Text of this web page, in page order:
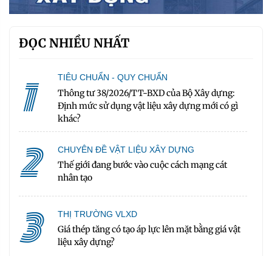
ĐỌC NHIỀU NHẤT
1 TIÊU CHUẨN - QUY CHUẨN
Thông tư 38/2026/TT-BXD của Bộ Xây dựng:
Định mức sử dụng vật liệu xây dựng mới có gì
khác?
2 CHUYÊN ĐỀ VẬT LIỆU XÂY DỰNG
Thế giới đang bước vào cuộc cách mạng cát
nhân tạo
3 THỊ TRƯỜNG VLXD
Giá thép tăng có tạo áp lực lên mặt bằng giá vật
liệu xây dựng?